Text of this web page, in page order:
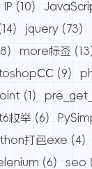
IP (10)
jquery (73)
more标签
(9)
(1)
枚举 (6)
打包exe (4)
(6) seo